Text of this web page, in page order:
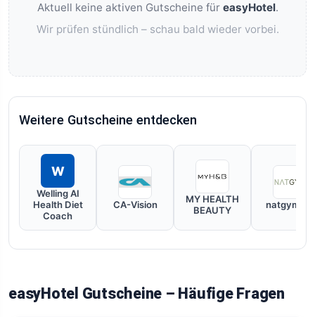
Aktuell keine aktiven Gutscheine für easyHotel.
Wir prüfen stündlich – schau bald wieder vorbei.
Weitere Gutscheine entdecken
W
Welling AI
Health Diet
Coach
CA-Vision
MY HEALTH
BEAUTY
natgym.de
easyHotel Gutscheine – Häufige Fragen